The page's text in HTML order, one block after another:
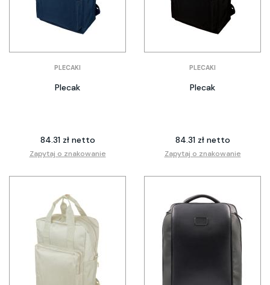
PLECAKI
Plecak
84.31 zł netto
Zapytaj o znakowanie
PLECAKI
Plecak
84.31 zł netto
Zapytaj o znakowanie